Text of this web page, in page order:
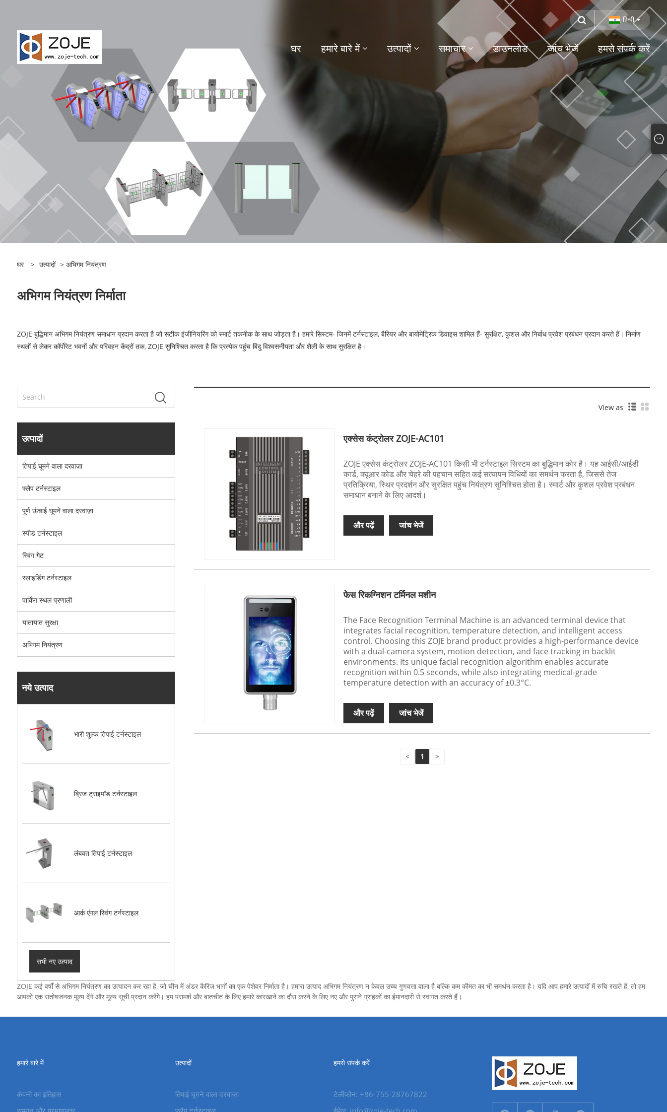
हिन्दी
घर हमारे बारे में उत्पादों समाचार डाउनलोड जांच भेजें हमसे संपर्क करें
घर > उत्पादों > अभिगम नियंत्रण
अभिगम नियंत्रण निर्माता
ZOJE बुद्धिमान अभिगम नियंत्रण समाधान प्रदान करता है जो सटीक इंजीनियरिंग को स्मार्ट तकनीक के साथ जोड़ता है। हमारे सिस्टम- जिनमें टर्नस्टाइल, बैरियर और बायोमेट्रिक डिवाइस शामिल हैं- सुरक्षित, कुशल और निर्बाध प्रवेश प्रबंधन प्रदान करते हैं। निर्माण
स्थलों से लेकर कॉर्पोरेट भवनों और परिवहन केंद्रों तक, ZOJE सुनिश्चित करता है कि प्रत्येक पहुंच बिंदु विश्वसनीयता और शैली के साथ सुरक्षित है।
उत्पादों
तिपाई घूमने वाला दरवाज़ा
फ्लैप टर्नस्टाइल
पूर्ण ऊंचाई घूमने वाला दरवाज़ा
स्पीड टर्नस्टाइल
स्विंग गेट
स्लाइडिंग टर्नस्टाइल
पार्किंग स्थल प्रणाली
यातायात सुरक्षा
अभिगम नियंत्रण
नये उत्पाद
भारी शुल्क तिपाई टर्नस्टाइल
ब्रिज ट्राइपॉड टर्नस्टाइल
लंबवत तिपाई टर्नस्टाइल
आर्क एंगल स्विंग टर्नस्टाइल
सभी नए उत्पाद
View as
एक्सेस कंट्रोलर ZOJE-AC101
ZOJE एक्सेस कंट्रोलर ZOJE-AC101 किसी भी टर्नस्टाइल सिस्टम का बुद्धिमान कोर है। यह आईसी/आईडी
कार्ड, क्यूआर कोड और चेहरे की पहचान सहित कई सत्यापन विधियों का समर्थन करता है, जिससे तेज
प्रतिक्रिया, स्थिर प्रदर्शन और सुरक्षित पहुंच नियंत्रण सुनिश्चित होता है। स्मार्ट और कुशल प्रवेश प्रबंधन
समाधान बनाने के लिए आदर्श।
और पढ़ें जांच भेजें
फेस रिकग्निशन टर्मिनल मशीन
The Face Recognition Terminal Machine is an advanced terminal device that
integrates facial recognition, temperature detection, and intelligent access
control. Choosing this ZOJE brand product provides a high-performance device
with a dual-camera system, motion detection, and face tracking in backlit
environments. Its unique facial recognition algorithm enables accurate
recognition within 0.5 seconds, while also integrating medical-grade
temperature detection with an accuracy of ±0.3°C.
और पढ़ें जांच भेजें
< 1 >
ZOJE कई वर्षों से अभिगम नियंत्रण का उत्पादन कर रहा है, जो चीन में अंडर कैरिज भागों का एक पेशेवर निर्माता है। हमारा उत्पाद अभिगम नियंत्रण न केवल उच्च गुणवत्ता वाला है बल्कि कम कीमत का भी समर्थन करता है। यदि आप हमारे उत्पादों में रुचि रखते हैं, तो हम
आपको एक संतोषजनक मूल्य देंगे और मूल्य सूची प्रदान करेंगे। हम परामर्श और बातचीत के लिए हमारे कारखाने का दौरा करने के लिए नए और पुराने ग्राहकों का ईमानदारी से स्वागत करते हैं।
हमारे बारे में
कंपनी का इतिहास
उत्पादों
तिपाई घूमने वाला दरवाज़ा
हमसे संपर्क करें
टेलीफोन: +86-755-28767822